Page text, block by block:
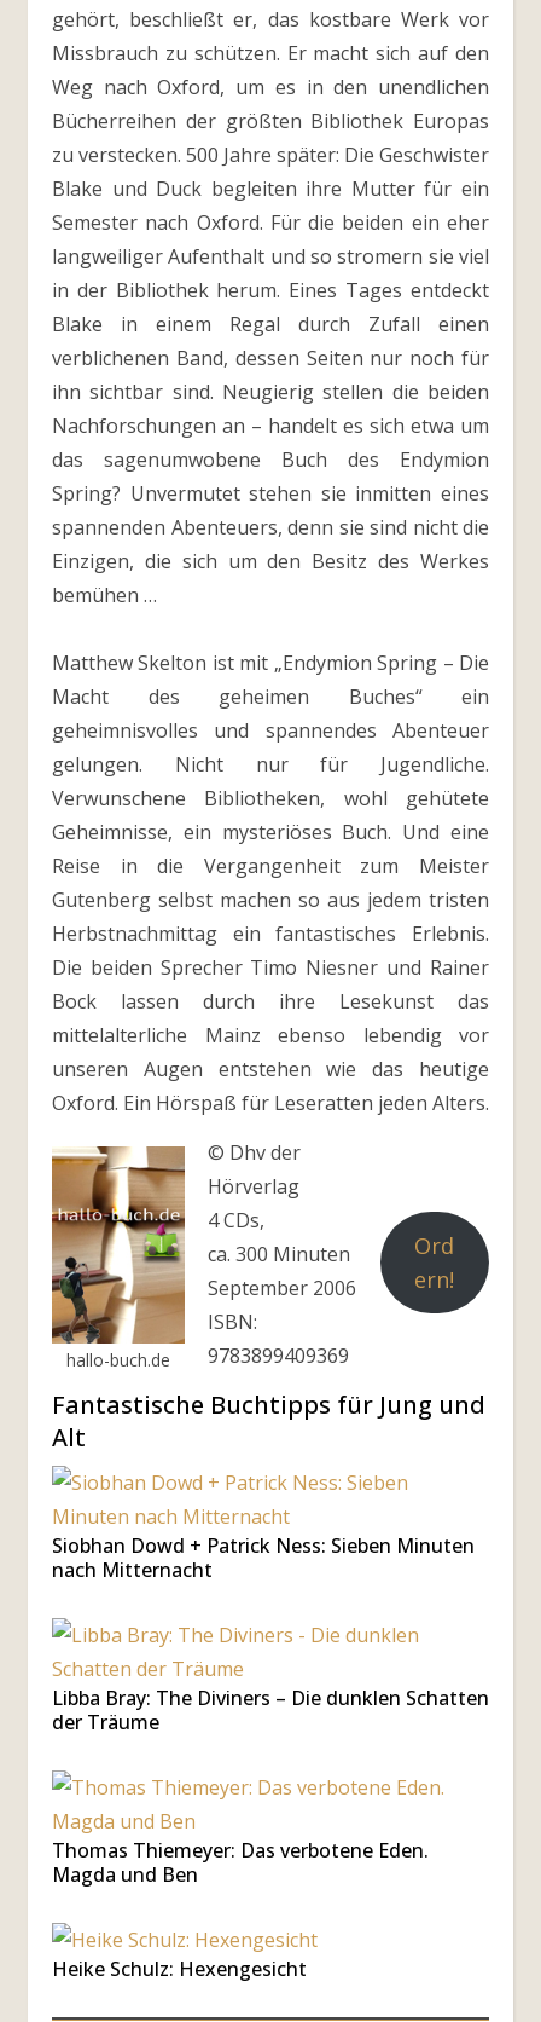
gehört, beschließt er, das kostbare Werk vor
Missbrauch zu schützen. Er macht sich auf den
Weg nach Oxford, um es in den unendlichen
Bücherreihen der größten Bibliothek Europas
zu verstecken. 500 Jahre später: Die Geschwister
Blake und Duck begleiten ihre Mutter für ein
Semester nach Oxford. Für die beiden ein eher
langweiliger Aufenthalt und so stromern sie viel
in der Bibliothek herum. Eines Tages entdeckt
Blake in einem Regal durch Zufall einen
verblichenen Band, dessen Seiten nur noch für
ihn sichtbar sind. Neugierig stellen die beiden
Nachforschungen an – handelt es sich etwa um
das sagenumwobene Buch des Endymion
Spring? Unvermutet stehen sie inmitten eines
spannenden Abenteuers, denn sie sind nicht die
Einzigen, die sich um den Besitz des Werkes
bemühen …
Matthew Skelton ist mit „Endymion Spring – Die
Macht des geheimen Buches“ ein
geheimnisvolles und spannendes Abenteuer
gelungen. Nicht nur für Jugendliche.
Verwunschene Bibliotheken, wohl gehütete
Geheimnisse, ein mysteriöses Buch. Und eine
Reise in die Vergangenheit zum Meister
Gutenberg selbst machen so aus jedem tristen
Herbstnachmittag ein fantastisches Erlebnis.
Die beiden Sprecher Timo Niesner und Rainer
Bock lassen durch ihre Lesekunst das
mittelalterliche Mainz ebenso lebendig vor
unseren Augen entstehen wie das heutige
Oxford. Ein Hörspaß für Leseratten jeden Alters.
hallo-buch.de
© Dhv der
Hörverlag
4 CDs,
ca. 300 Minuten
September 2006
ISBN:
9783899409369
Ord
ern!
Fantastische Buchtipps für Jung und
Alt
Siobhan Dowd + Patrick Ness: Sieben Minuten
nach Mitternacht
Libba Bray: The Diviners – Die dunklen Schatten
der Träume
Thomas Thiemeyer: Das verbotene Eden.
Magda und Ben
Heike Schulz: Hexengesicht